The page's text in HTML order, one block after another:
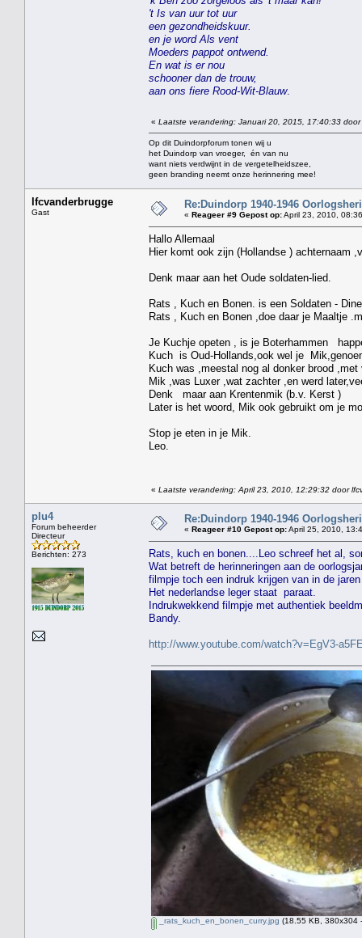
't Is van uur tot uur
een gezondheidskuur.
en je word Als vent
Moeders pappot ontwend.
En wat is er nou
schooner dan de trouw,
aan ons fiere Rood-Wit-Blauw.
« Laatste verandering: Januari 20, 2015, 17:40:33 door
Op dit Duindorpforum tonen wij u
het Duindorp van vroeger, én van nu
want niets verdwijnt in de vergetelheidszee,
geen branding neemt onze herinnering mee!
lfcvanderbrugge
Gast
Re:Duindorp 1940-1946
« Reageer #9 Gepost op:April 23, 2010,
Hallo Allemaal
Hier komt ook zijn (Hollandse ) achternaam
Denk maar aan het Oude soldaten-lied.
Rats , Kuch en Bonen. is een Soldaten -
Rats , Kuch en Bonen ,doe daar je Maaltje
Je Kuchje opeten , is je Boterhammen
Kuch is Oud-Hollands,ook wel je
Kuch was ,meestal nog al donker brood ,met
Mik ,was Luxer ,wat zachter ,en werd
Denk maar aan Krentenmik (b.v. Kerst )
Later is het woord, Mik ook gebruikt om je
Stop je eten in je Mik.
Leo.
« Laatste verandering: April 23, 2010, 12:29:32 door
plu4
Forum beheerder
Directeur
Berichten: 273
Re:Duindorp 1940-1946
« Reageer #10 Gepost op:April 25, 2010,
Rats, kuch en bonen....Leo schreef het al,
Wat betreft de herinneringen aan de
filmpje toch een indruk krijgen van in de
Het nederlandse leger staat paraat.
Indrukwekkend filmpje met authentiek
Bandy.
http://www.youtube.com/watch?v=EgV3-
_rats_kuch_en_bonen_curry.jpg (18.55 KB, 380x304